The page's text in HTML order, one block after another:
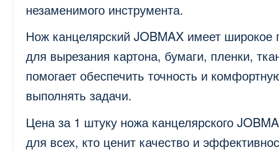
незаменимого инструмента.
Нож канцелярский JOBMAX имеет
для вырезания картона, бумаги, пленки,
помогает обеспечить точность и
выполнять задачи.
Цена за 1 штуку ножа канцелярского
для всех, кто ценит качество и